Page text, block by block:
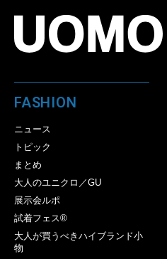
FASHION
ニュース
トピック
まとめ
大人のユニクロ／GU
展示会ルポ
試着フェス®︎
大人が買うべきハイブランド小
物